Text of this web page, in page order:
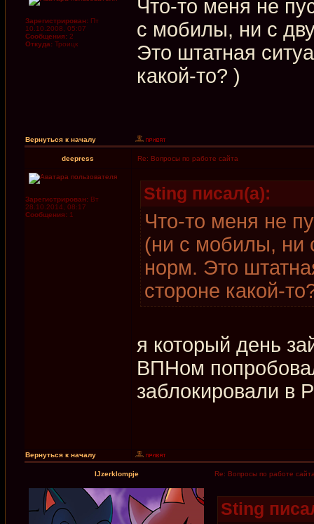
Зарегистрирован: Пт
10.10.2008, 05:07
Сообщения: 2
Откуда: Троицк
Что-то меня не
с мобилы, ни с
Это штатная
какой-то? )
Вернуться к началу
deepress Re: Вопросы по работе сайта
Зарегистрирован: Вт
28.10.2014, 08:17
Сообщения: 1
Sting писал(а):
Что-то меня не
(ни с мобилы, ни
норм. Это
стороне какой-
я который день
ВПНом
заблокировали в
Вернуться к началу
IJzerklompje Re: Вопросы по работе
Sting